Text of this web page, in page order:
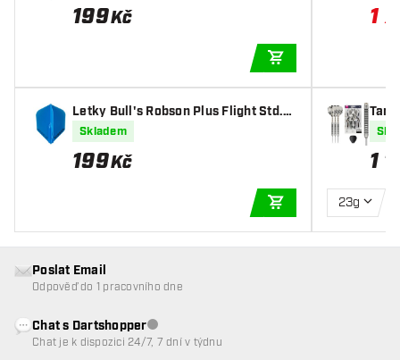
199Kč
Letky Bull's Robson Plus Flight Std.6
- Blue
Skladem
199Kč
PŘIDAT DO KOŠÍKU
1
y
1
23g
Poslat Email
Odpověď do 1 pracovního dne
Chat s DartshopperZákaznický servis nedostupný
Chat je k dispozici 24/7, 7 dní v týdnu